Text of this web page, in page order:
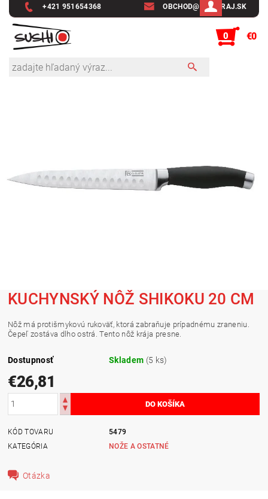
+421 951654368 OBCHOD@SUSHIRAJ.SK
0 €0
KUCHYNSKÝ NÔŽ SHIKOKU 20 CM
Nôž má protišmykovú rukoväť, ktorá zabraňuje prípadnému zraneniu.
Čepeľ zostáva dlho ostrá. Tento nôž krája presne.
Dostupnosť Skladem (5 ks)
€26,81
KÓD TOVARU
5479
KATEGÓRIA
NOŽE A OSTATNÉ
Otázka